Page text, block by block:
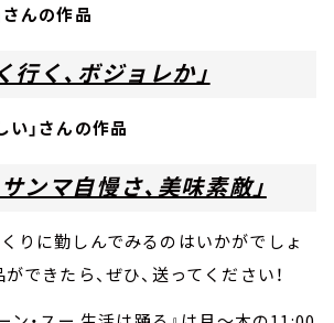
んの作品
行く、ボジョレか」
」さんの作品
サンマ自慢さ、美味素敵」
りに勤しんでみるのはいかがでしょ
できたら、ぜひ、送ってください！